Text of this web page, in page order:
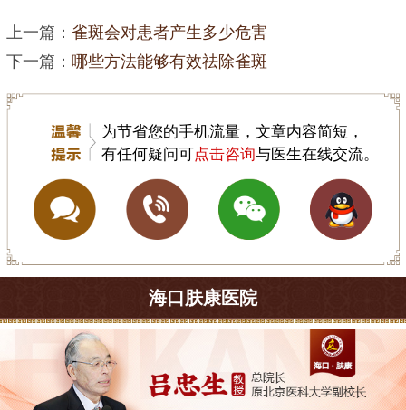
上一篇： 雀斑会对患者产生多少危害
下一篇： 哪些方法能够有效祛除雀斑
为节省您的手机流量，文章内容简短，
有任何疑问可点击咨询与医生在线交流。
海口肤康医院